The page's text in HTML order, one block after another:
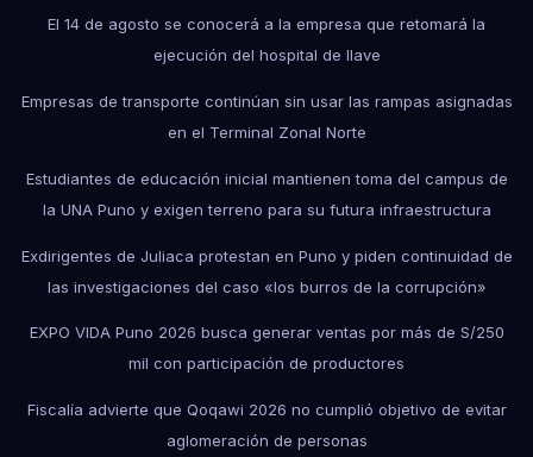
El 14 de agosto se conocerá a la empresa que retomará la
ejecución del hospital de Ilave
Empresas de transporte continúan sin usar las rampas asignadas
en el Terminal Zonal Norte
Estudiantes de educación inicial mantienen toma del campus de
la UNA Puno y exigen terreno para su futura infraestructura
Exdirigentes de Juliaca protestan en Puno y piden continuidad de
las investigaciones del caso «los burros de la corrupción»
EXPO VIDA Puno 2026 busca generar ventas por más de S/250
mil con participación de productores
Fiscalía advierte que Qoqawi 2026 no cumplió objetivo de evitar
aglomeración de personas